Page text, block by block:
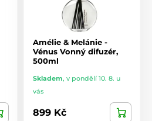
Amélie & Melánie -
Vénus Vonný difuzér,
500ml
Skladem, v pondělí 10. 8. u
vás
899 Kč